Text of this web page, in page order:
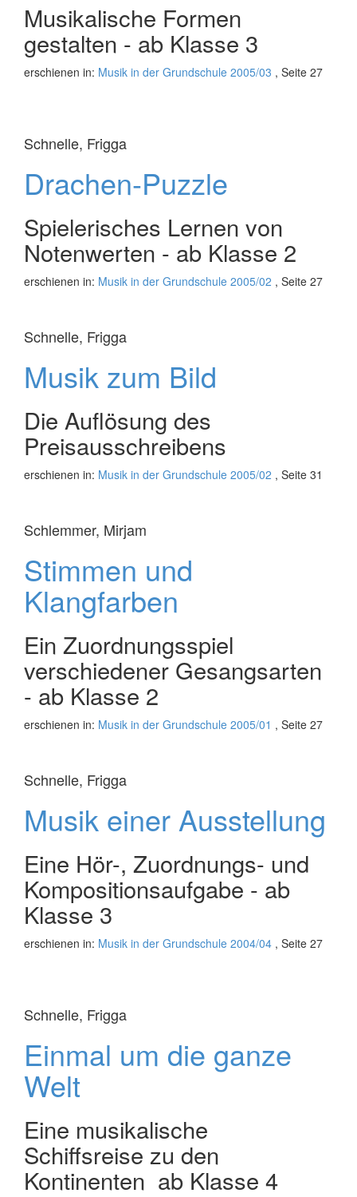
Musikalische Formen
gestalten - ab Klasse 3
erschienen in: Musik in der Grundschule 2005/03 , Seite 27
Schnelle, Frigga
Drachen-Puzzle
Spielerisches Lernen von
Notenwerten - ab Klasse 2
erschienen in: Musik in der Grundschule 2005/02 , Seite 27
Schnelle, Frigga
Musik zum Bild
Die Auflösung des
Preisausschreibens
erschienen in: Musik in der Grundschule 2005/02 , Seite 31
Schlemmer, Mirjam
Stimmen und
Klangfarben
Ein Zuordnungsspiel
verschiedener Gesangsarten
- ab Klasse 2
erschienen in: Musik in der Grundschule 2005/01 , Seite 27
Schnelle, Frigga
Musik einer Ausstellung
Eine Hör-, Zuordnungs- und
Kompositionsaufgabe - ab
Klasse 3
erschienen in: Musik in der Grundschule 2004/04 , Seite 27
Schnelle, Frigga
Einmal um die ganze
Welt
Eine musikalische
Schiffsreise zu den
Kontinenten  ab Klasse 4